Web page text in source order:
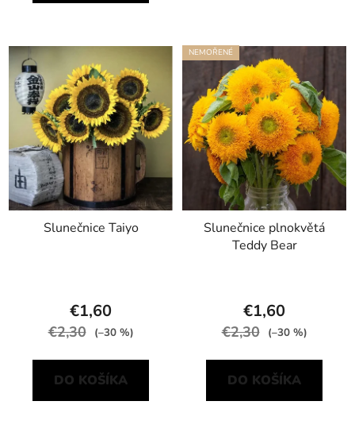
Slunečnice Taiyo
€1,60
€2,30 (–30 %)
DO KOŠÍKA
NEMOŘENÉ
Slunečnice plnokvětá
Teddy Bear
€1,60
€2,30 (–30 %)
DO KOŠÍKA